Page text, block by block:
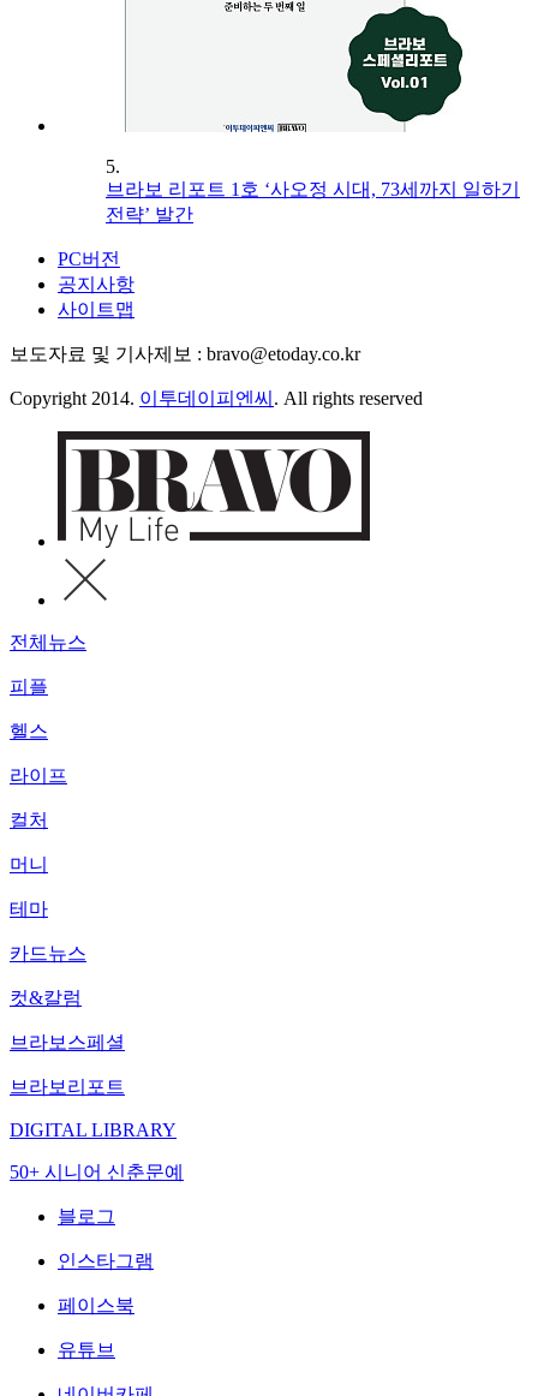
5.
브라보 리포트 1호 ‘사오정 시대, 73세까지 일하기
전략’ 발간
PC버전
공지사항
사이트맵
보도자료 및 기사제보 : bravo@etoday.co.kr
Copyright 2014. 이투데이피엔씨 . All rights reserved
전체뉴스
피플
헬스
라이프
컬처
머니
테마
카드뉴스
컷&칼럼
브라보스페셜
브라보리포트
DIGITAL LIBRARY
50+ 시니어 신춘문예
블로그
인스타그램
페이스북
유튜브